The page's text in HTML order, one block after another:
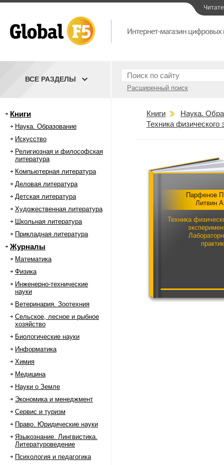
Расширенный поиск
ВСЕ РАЗДЕЛЫ
Книги
Наука. Образование
Искусство
Религиозная и философская
литература
Компьютерная литература
Деловая литература
Детская литература
Художественная литература
Школьная литература
Прикладная литература
Журналы
Математика
Физика
Инженерно-технические
науки
Ветеринария. Зоотехния
Сельское, лесное и рыбное
хозяйство
Биологические науки
Информатика
Химия
Медицина
Науки о Земле
Экономика и менеджмент
Сервис и туризм
Право. Юридические науки
Языкознание. Лингвистика.
Литературоведение
Психология и педагогика
Книги
Наука.
Техника физического
Парфенов
Литвин
Техника